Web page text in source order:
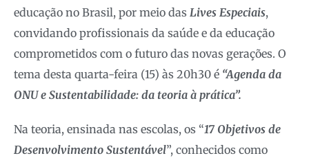
educação no Brasil, por meio das Lives Especiais,
convidando profissionais da saúde e da educação
comprometidos com o futuro das novas gerações. O
tema desta quarta-feira (15) às 20h30 é “Agenda da
ONU e Sustentabilidade: da teoria à prática”.
Na teoria, ensinada nas escolas, os “17 Objetivos de
Desenvolvimento Sustentável”, conhecidos como